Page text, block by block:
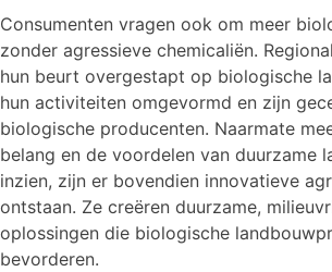
Consumenten vragen ook om meer
zonder agressieve chemicaliën.
hun beurt overgestapt op biologische
hun activiteiten omgevormd en zijn
biologische producenten. Naarmate
belang en de voordelen van duurzame
inzien, zijn er bovendien innovatieve
ontstaan. Ze creëren duurzame,
oplossingen die biologische
bevorderen.